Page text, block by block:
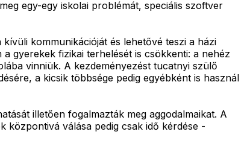
egy-egy iskolai problémát, speciális szoftver
kommunikációját és lehetővé teszi a házi
gyerekek fizikai terhelését is csökkenti: a nehéz
vinniük. A kezdeményezést tucatnyi szülő
a kicsik többsége pedig egyébként is használ
illetően fogalmazták meg aggodalmaikat. A
központivá válása pedig csak idő kérdése -